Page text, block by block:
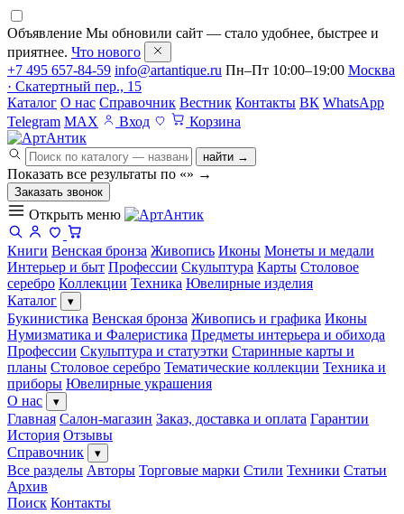
Объявление Мы обновили сайт — стало удобнее, быстрее и
приятнее. Что нового
+7 495 657-84-59 info@artantique.ru Пн–Пт 10:00–19:00 Москва
· Скатертный пер., 15
Каталог О нас Справочник Вестник Контакты ВК WhatsApp
Telegram MAX Вход Корзина
найти →
Показать все результаты по «» →
Заказать звонок
Открыть меню
Книги Венская бронза Живопись Иконы Монеты и медали
Интерьер и быт Профессии Скульптура Карты Столовое
серебро Коллекции Техника Ювелирные изделия
Каталог
▾
Букинистика Венская бронза Живопись и графика Иконы
Нумизматика и Фалеристика Предметы интерьера и обихода
Профессии Скульптура и статуэтки Старинные карты и
планы Столовое серебро Тематические коллекции Техника и
приборы Ювелирные украшения
О нас
▾
Главная Салон-магазин Заказ, доставка и оплата Гарантии
История Отзывы
Справочник
▾
Все разделы Авторы Торговые марки Стили Техники Статьи
Архив
Поиск Контакты